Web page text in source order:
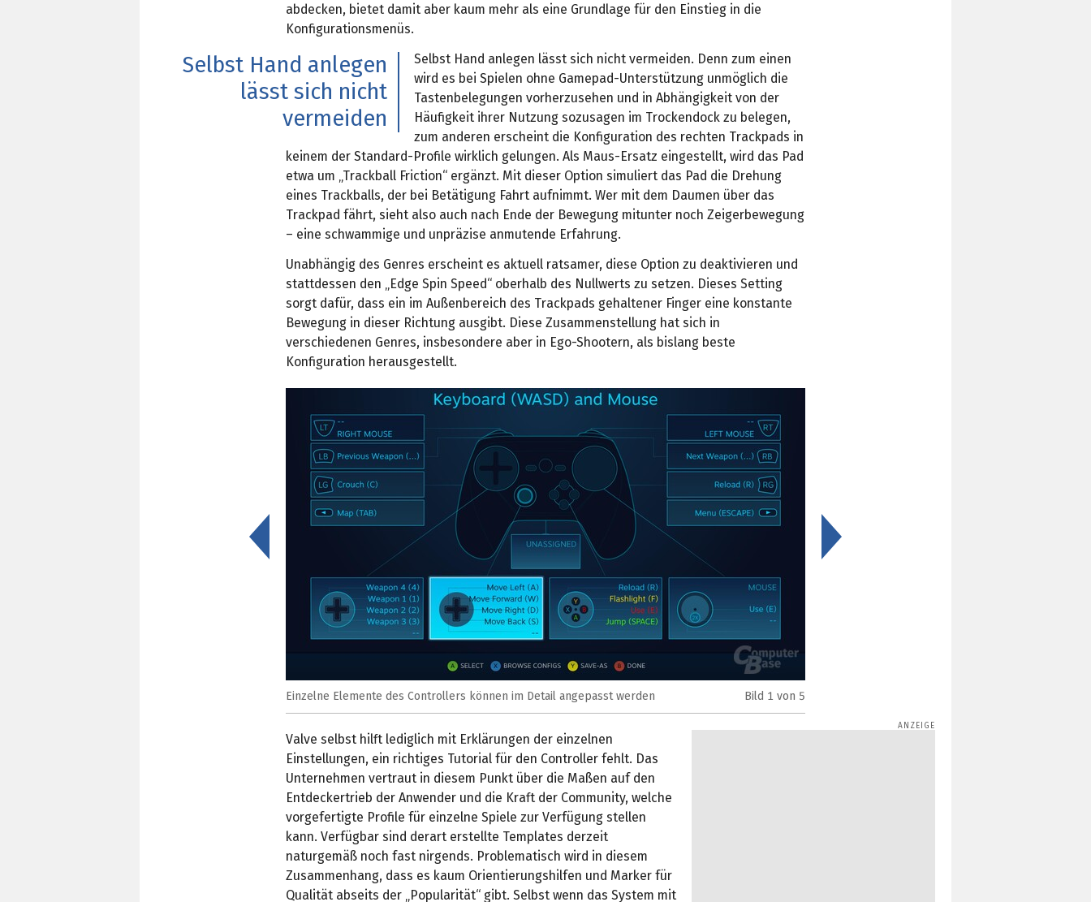
abdecken, bietet damit aber kaum mehr als eine Grundlage für den Einstieg in die
Konfigurationsmenüs.
Selbst Hand anlegen
lässt sich nicht
vermeiden
Selbst Hand anlegen lässt sich nicht vermeiden. Denn zum einen
wird es bei Spielen ohne Gamepad-Unterstützung unmöglich die
Tastenbelegungen vorherzusehen und in Abhängigkeit von der
Häufigkeit ihrer Nutzung sozusagen im Trockendock zu belegen,
zum anderen erscheint die Konfiguration des rechten Trackpads in
keinem der Standard-Profile wirklich gelungen. Als Maus-Ersatz eingestellt, wird das Pad
etwa um „Trackball Friction“ ergänzt. Mit dieser Option simuliert das Pad die Drehung
eines Trackballs, der bei Betätigung Fahrt aufnimmt. Wer mit dem Daumen über das
Trackpad fährt, sieht also auch nach Ende der Bewegung mitunter noch Zeigerbewegung
– eine schwammige und unpräzise anmutende Erfahrung.
Unabhängig des Genres erscheint es aktuell ratsamer, diese Option zu deaktivieren und
stattdessen den „Edge Spin Speed“ oberhalb des Nullwerts zu setzen. Dieses Setting
sorgt dafür, dass ein im Außenbereich des Trackpads gehaltener Finger eine konstante
Bewegung in dieser Richtung ausgibt. Diese Zusammenstellung hat sich in
verschiedenen Genres, insbesondere aber in Ego-Shootern, als bislang beste
Konfiguration herausgestellt.
Einzelne Elemente des Controllers können im Detail angepasst werden Bild 1 von 5
<
Valve selbst hilft lediglich mit Erklärungen der einzelnen
Einstellungen, ein richtiges Tutorial für den Controller fehlt. Das
Unternehmen vertraut in diesem Punkt über die Maßen auf den
Entdeckertrieb der Anwender und die Kraft der Community, welche
vorgefertigte Profile für einzelne Spiele zur Verfügung stellen
kann. Verfügbar sind derart erstellte Templates derzeit
naturgemäß noch fast nirgends. Problematisch wird in diesem
Zusammenhang, dass es kaum Orientierungshilfen und Marker für
Qualität abseits der „Popularität“ gibt. Selbst wenn das System mit